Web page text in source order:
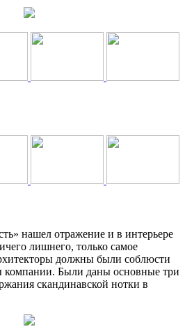
нашел отражение и в интерьере
лишнего, только самое
должны были соблюсти
компании. Были даны основные три
скандинавской нотки в